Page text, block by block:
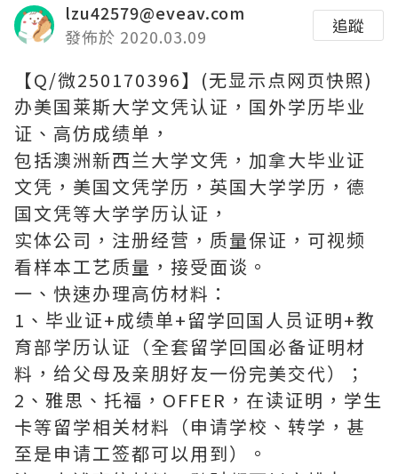
lzu42579@eveav.com
發佈於 2020.03.09
追蹤
【Q/微250170396】(无显示点网页快照)
办美国莱斯大学文凭认证，国外学历毕业
证、高仿成绩单，
包括澳洲新西兰大学文凭，加拿大毕业证
文凭，美国文凭学历，英国大学学历，德
国文凭等大学学历认证，
实体公司，注册经营，质量保证，可视频
看样本工艺质量，接受面谈。
一、快速办理高仿材料：
1、毕业证+成绩单+留学回国人员证明+教
育部学历认证（全套留学回国必备证明材
料，给父母及亲朋好友一份完美交代）；
2、雅思、托福，OFFER，在读证明，学生
卡等留学相关材料（申请学校、转学，甚
至是申请工签都可以用到）。